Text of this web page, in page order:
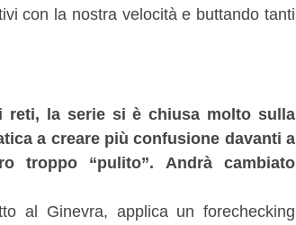
con la nostra velocità e buttando tanti
reti, la serie si è chiusa molto sulla
a creare più confusione davanti a
troppo “pulito”. Andrà cambiato
al Ginevra, applica un forechecking